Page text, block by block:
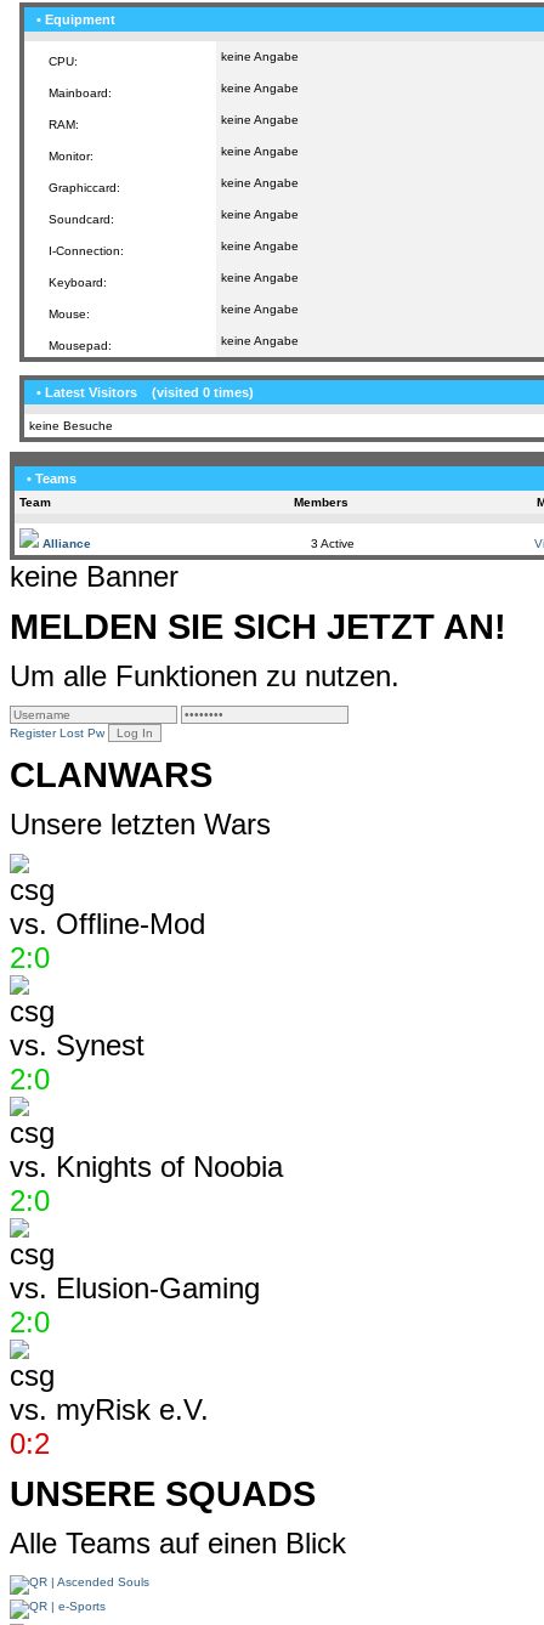
• Equipment
CPU: keine Angabe
Mainboard: keine Angabe
RAM: keine Angabe
Monitor: keine Angabe
Graphiccard: keine Angabe
Soundcard: keine Angabe
I-Connection: keine Angabe
Keyboard: keine Angabe
Mouse: keine Angabe
Mousepad: keine Angabe
• Latest Visitors (visited 0 times)
keine Besuche
• Teams
Team Members
Alliance 3 Active
keine Banner
MELDEN SIE SICH JETZT AN!
Um alle Funktionen zu nutzen.
Register Lost Pw
CLANWARS
Unsere letzten Wars
vs. Offline-Mod
2:0
vs. Synest
2:0
vs. Knights of Noobia
2:0
vs. Elusion-Gaming
2:0
vs. myRisk e.V.
0:2
UNSERE SQUADS
Alle Teams auf einen Blick